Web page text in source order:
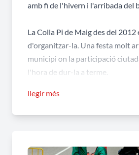
amb fi de l'hivern i l'arribada del
La Colla Pi de Maig des del 2012
d'organitzar-la. Una festa molt
municipi on la participació
l'hora de dur-la a terme.
llegir més